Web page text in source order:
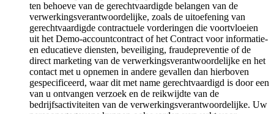
ten behoeve van de gerechtvaardigde belangen van de
verwerkingsverantwoordelijke, zoals de uitoefening van
gerechtvaardigde contractuele vorderingen die voortvloeien
uit het Demo-accountcontract of het Contract voor informatie-
en educatieve diensten, beveiliging, fraudepreventie of de
direct marketing van de verwerkingsverantwoordelijke en het
contact met u opnemen in andere gevallen dan hierboven
gespecificeerd, waar dit met name gerechtvaardigd is door een
van u ontvangen verzoek en de reikwijdte van de
bedrijfsactiviteiten van de verwerkingsverantwoordelijke. Uw